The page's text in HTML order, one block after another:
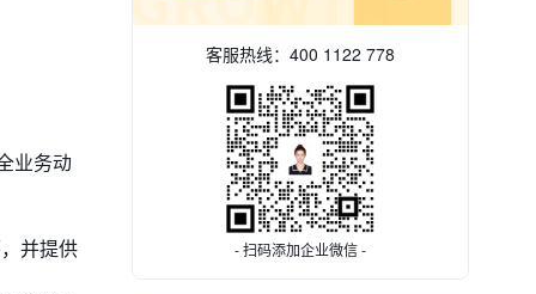
业务动
并提供
客服热线： 400 1122 778
- 扫码添加企业微信 -